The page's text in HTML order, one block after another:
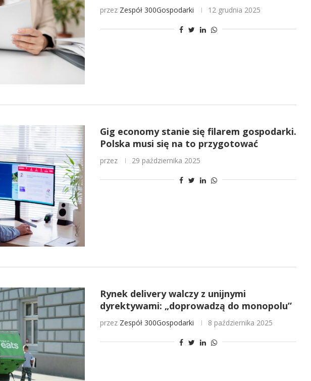
przez Zespół 300Gospodarki 12 grudnia 2025
Gig economy stanie się filarem gospodarki.
Polska musi się na to przygotować
przez 29 października 2025
Rynek delivery walczy z unijnymi
dyrektywami: „doprowadzą do monopolu”
przez Zespół 300Gospodarki 8 października 2025